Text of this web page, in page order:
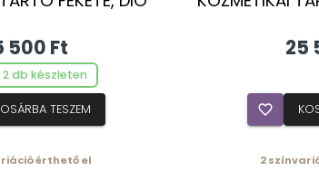
500 Ft
db készleten
TESZEM
25
favorite_border
érthető el 2